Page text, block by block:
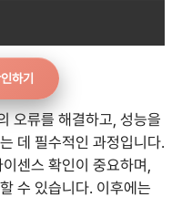
하기
오류를 해결하고, 성능을
데 필수적인 과정입니다.
센스 확인이 중요하며,
수 있습니다. 이후에는